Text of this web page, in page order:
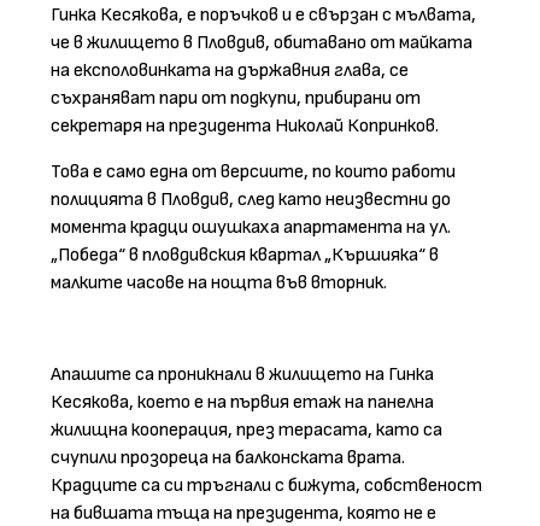
Гинка Кесякова, е поръчков и е свързан с мълвата,
че в жилището в Пловдив, обитавано от майката
на експоловинката на държавния глава, се
съхраняват пари от подкупи, прибирани от
секретаря на президента Николай Копринков.
Това е само една от версиите, по които работи
полицията в Пловдив, след като неизвестни до
момента крадци ошушкаха апартамента на ул.
„Победа“ в пловдивския квартал „Кършияка“ в
малките часове на нощта във вторник.
Апашите са проникнали в жилището на Гинка
Кесякова, което е на първия етаж на панелна
жилищна кооперация, през терасата, като са
счупили прозореца на балконската врата.
Крадците са си тръгнали с бижута, собственост
на бившата тъща на президента, която не е